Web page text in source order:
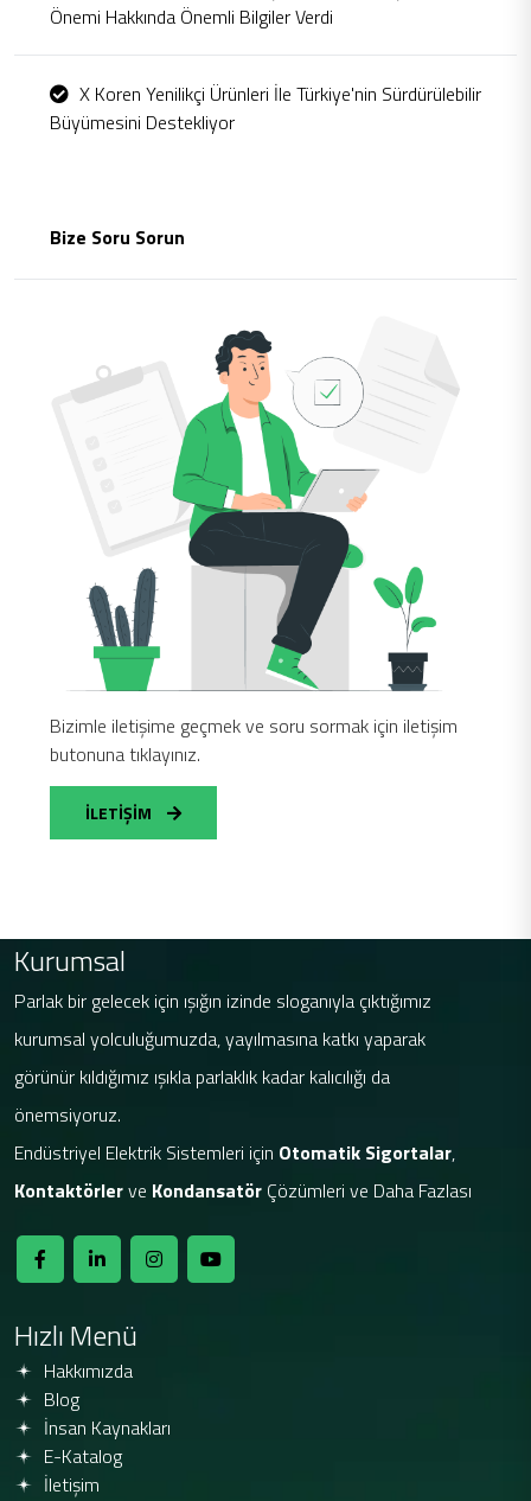
Önemi Hakkında Önemli Bilgiler Verdi
X Koren Yenilikçi Ürünleri İle Türkiye'nin Sürdürülebilir
Büyümesini Destekliyor
Bize Soru Sorun
Bizimle iletişime geçmek ve soru sormak için iletişim
butonuna tıklayınız.
İLETİŞİM
Kurumsal
Parlak bir gelecek için ışığın izinde sloganıyla çıktığımız
kurumsal yolculuğumuzda, yayılmasına katkı yaparak
görünür kıldığımız ışıkla parlaklık kadar kalıcılığı da
önemsiyoruz.
Endüstriyel Elektrik Sistemleri için Otomatik Sigortalar,
Kontaktörlerve Kondansatör Çözümleri ve Daha Fazlası
Hızlı Menü
Hakkımızda
Blog
İnsan Kaynakları
E-Katalog
İletişim